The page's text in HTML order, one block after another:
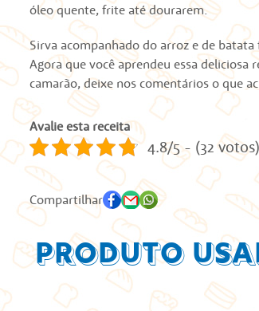
óleo quente, frite até dourarem.
Sirva acompanhado do arroz e de
Agora que você aprendeu essa deliciosa
camarão, deixe nos comentários o que
Avalie esta receita
4.8/5 - (32 votos)
Compartilhar
Produto